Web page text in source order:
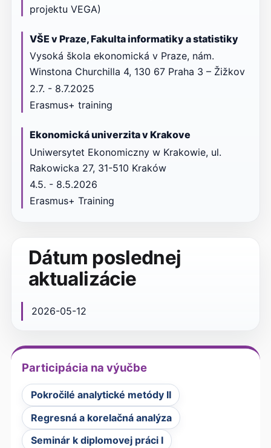
projektu VEGA)
VŠE v Praze, Fakulta informatiky a statistiky
Vysoká škola ekonomická v Praze, nám.
Winstona Churchilla 4, 130 67 Praha 3 – Žižkov
2.7. - 8.7.2025
Erasmus+ training
Ekonomická univerzita v Krakove
Uniwersytet Ekonomiczny w Krakowie, ul.
Rakowicka 27, 31-510 Kraków
4.5. - 8.5.2026
Erasmus+ Training
Dátum poslednej
aktualizácie
2026-05-12
Participácia na výučbe
Pokročilé analytické metódy II
Regresná a korelačná analýza
Seminár k diplomovej práci I